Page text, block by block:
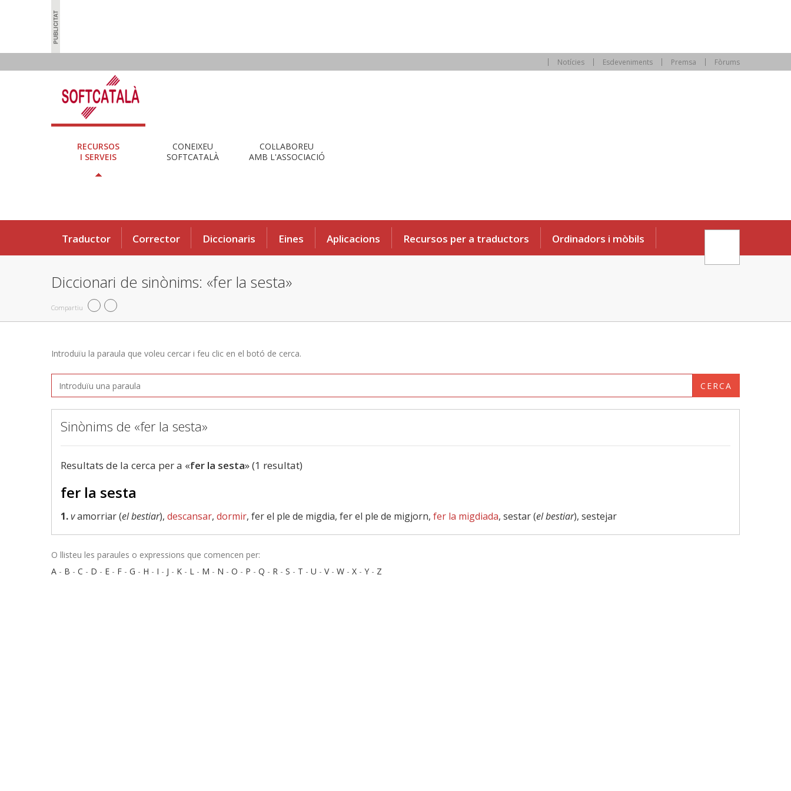
Notícies Esdeveniments Premsa Fòrums
RECURSOS
I SERVEIS
CONEIXEU
SOFTCATALÀ
COL·LABOREU
AMB L'ASSOCIACIÓ
Traductor Corrector Diccionaris Eines Aplicacions Recursos per a traductors Ordinadors i mòbils
Diccionari de sinònims: «fer la sesta»
Compartiu
Introduïu la paraula que voleu cercar i feu clic en el botó de cerca.
CERCA
Sinònims de «fer la sesta»
Resultats de la cerca per a «fer la sesta» (1 resultat)
fer la sesta
1.vamorriar (el bestiar), descansar, dormir, fer el ple de migdia, fer el ple de migjorn, fer la migdiada, sestar (el bestiar), sestejar
O llisteu les paraules o expressions que comencen per:
A - B - C - D - E - F - G - H - I - J - K - L - M - N - O - P - Q - R - S - T - U - V- W - X - Y - Z